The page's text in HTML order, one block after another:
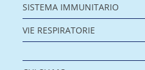
SISTEMA IMMUNITARIO
VIE RESPIRATORIE